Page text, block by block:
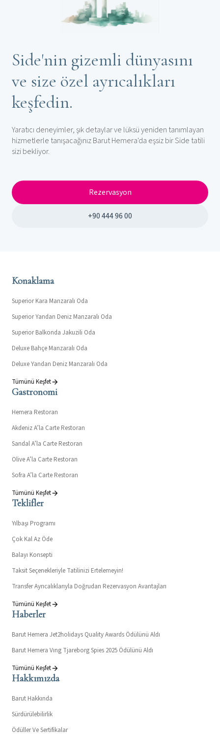
Side'nin gizemli dünyasını
ve size özel ayrıcalıkları
keşfedin.
Yaratıcı deneyimler, şık detaylar ve lüksü yeniden tanımlayan
hizmetlerle tanışacağınız Barut Hemera'da eşsiz bir Side tatili
sizi bekliyor.
Rezervasyon
+90 444 96 00
Konaklama
Superior Kara Manzaralı Oda
Superior Yandan Deniz Manzaralı Oda
Superior Balkonda Jakuzili Oda
Deluxe Bahçe Manzaralı Oda
Deluxe Yandan Deniz Manzaralı Oda
Tümünü Keşfet
Gastronomi
Hemera Restoran
Akdeniz A’la Carte Restoran
Sandal A’la Carte Restoran
Olive A’la Carte Restoran
Sofra A’la Carte Restoran
Tümünü Keşfet
Teklifler
Yılbaşı Programı
Çok Kal Az Öde
Balayı Konsepti
Taksit Seçenekleriyle Tatilinizi Ertelemeyin!
Transfer Ayrıcalıklarıyla Doğrudan Rezervasyon Avantajları
Tümünü Keşfet
Haberler
Barut Hemera Jet2holidays Quality Awards Ödülünü Aldı
Barut Hemera Vıng Tjareborg Spies 2025 Ödülünü Aldı
Tümünü Keşfet
Hakkımızda
Barut Hakkında
Sürdürülebilirlik
Ödüller Ve Sertifikalar